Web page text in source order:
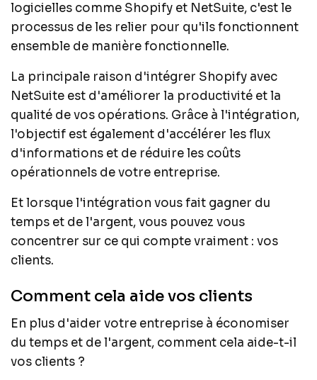
logicielles comme Shopify et NetSuite, c'est le
processus de les relier pour qu'ils fonctionnent
ensemble de manière fonctionnelle.
La principale raison d'intégrer Shopify avec
NetSuite est d'améliorer la productivité et la
qualité de vos opérations. Grâce à l'intégration,
l'objectif est également d'accélérer les flux
d'informations et de réduire les coûts
opérationnels de votre entreprise.
Et lorsque l'intégration vous fait gagner du
temps et de l'argent, vous pouvez vous
concentrer sur ce qui compte vraiment : vos
clients.
Comment cela aide vos clients
En plus d'aider votre entreprise à économiser
du temps et de l'argent, comment cela aide-t-il
vos clients ?